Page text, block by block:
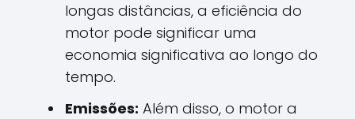
longas distâncias, a eficiência do
motor pode significar uma
economia significativa ao longo do
tempo.
Emissões: Além disso, o motor a